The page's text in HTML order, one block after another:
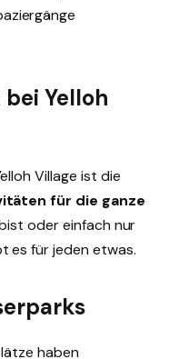
Yelloh
Village ist die
für die ganze
oder einfach nur
es für jeden etwas.
haben